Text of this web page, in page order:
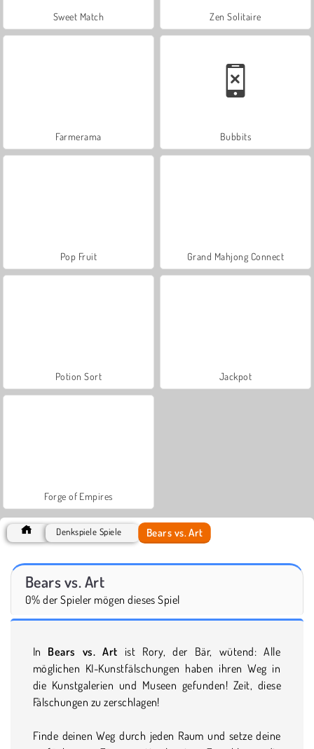
Sweet Match Zen Solitaire
Farmerama Bubbits
Pop Fruit Grand Mahjong Connect
Potion Sort Jackpot
Forge of Empires
Denkspiele Spiele Bears vs. Art
Bears vs. Art
0% der Spieler mögen dieses Spiel
In Bears vs. Art ist Rory, der Bär, wütend: Alle
möglichen KI-Kunstfälschungen haben ihren Weg in
die Kunstgalerien und Museen gefunden! Zeit, diese
Fälschungen zu zerschlagen!
Finde deinen Weg durch jeden Raum und setze deine